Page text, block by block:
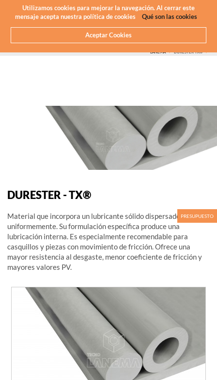
Utilizamos cookies para mejorar la navegación. Al cerrar este
mensaje acepta nuestra política de cookies
Qué son las cookies
Aceptar Cookies
Newsletter
LANEMA
DURESTER-TX®
DURESTER - TX®
Material que incorpora un lubricante sólido dispersado
uniformemente. Su formulación específica produce una
lubricación interna. Es especialmente recomendable para
casquillos y piezas con movimiento de fricción. Ofrece una
mayor resistencia al desgaste, menor coeficiente de fricción y
mayores valores PV.
PRESUPUESTO